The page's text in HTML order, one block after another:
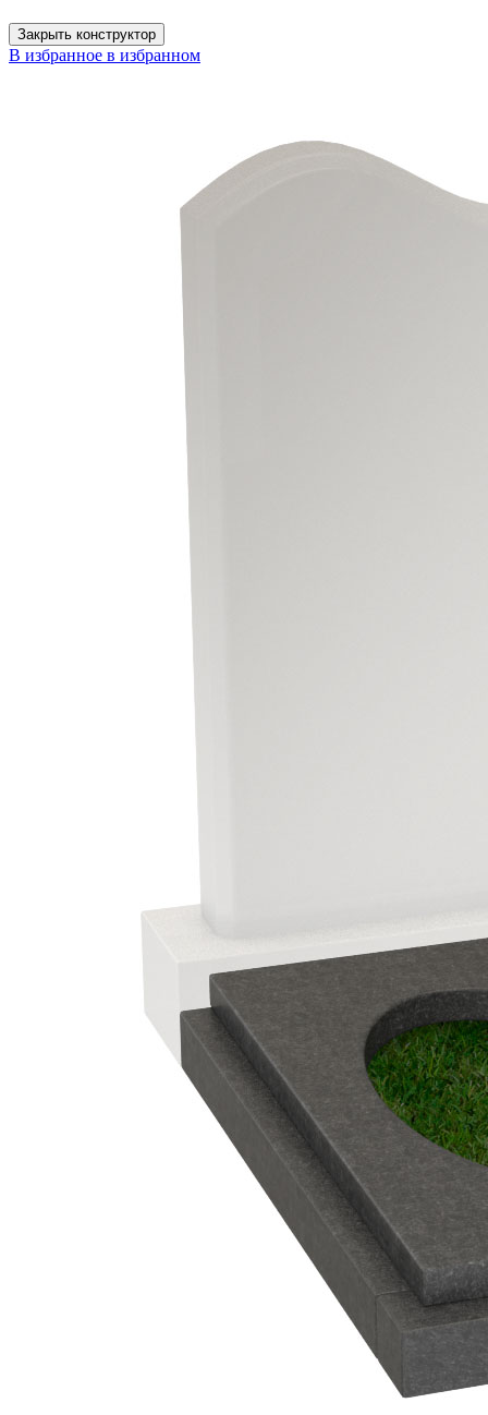
Закрыть конструктор
В избранное в избранном